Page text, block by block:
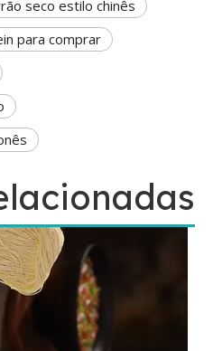
seco estilo chinês
para comprar
O macarrão de ovo é sem glúten? A resposta honesta para os compradores
clara e honesta. Você